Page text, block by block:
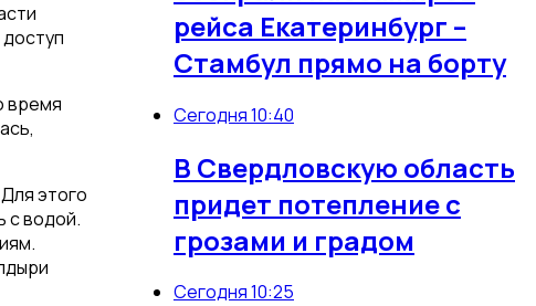
время
этого
с водой.
рейса Екатеринбург –
Стамбул прямо на борту
Сегодня 10:40
В Свердловскую область
придет потепление с
грозами и градом
Сегодня 10:25